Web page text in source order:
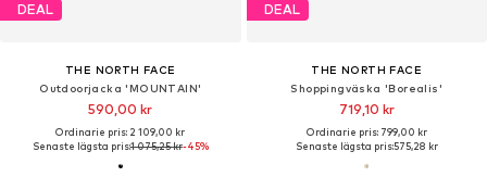
DEAL
THE NORTH FACE
Outdoorjacka 'MOUNTAIN'
590,00 kr
Ordinarie pris: 2 109,00 kr
Senaste lägsta pris:1 075,25 kr-45%
DEAL
THE NORTH FACE
Shoppingväska 'Borealis'
719,10 kr
Ordinarie pris: 799,00 kr
Senaste lägsta pris:575,28 kr